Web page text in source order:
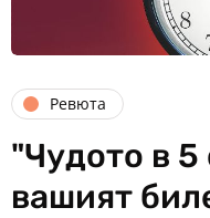
Ревюта
"Чудото в 5
вашият